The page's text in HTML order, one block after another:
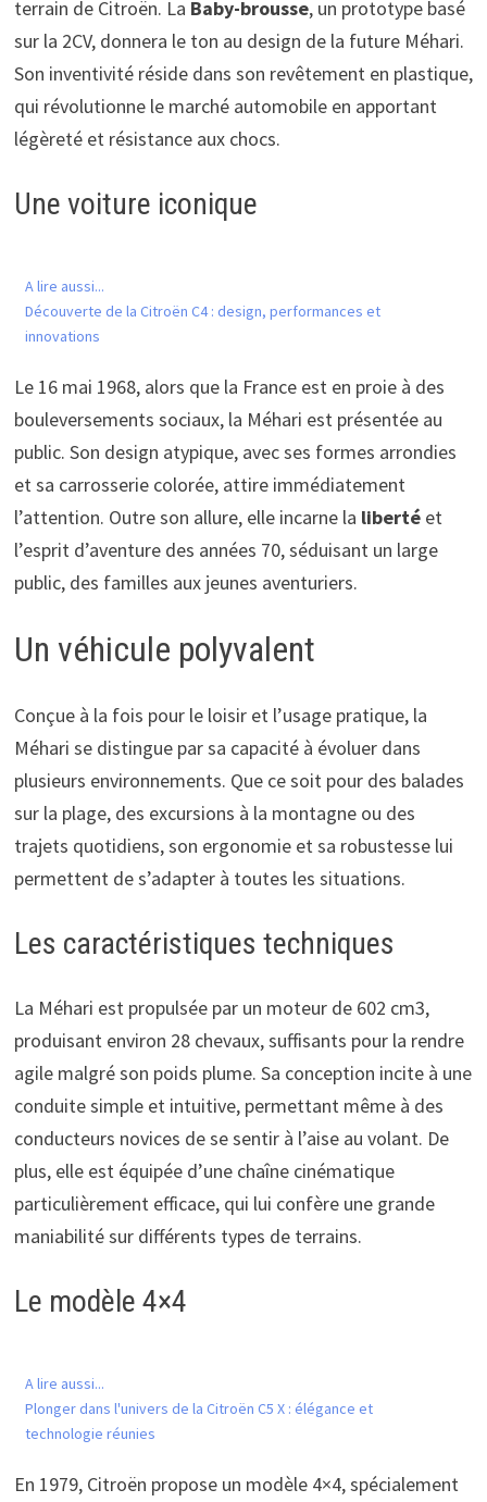
terrain de Citroën. La Baby-brousse, un prototype basé
sur la 2CV, donnera le ton au design de la future Méhari.
Son inventivité réside dans son revêtement en plastique,
qui révolutionne le marché automobile en apportant
légèreté et résistance aux chocs.
Une voiture iconique
A lire aussi...
Découverte de la Citroën C4 : design, performances et
innovations
Le 16 mai 1968, alors que la France est en proie à des
bouleversements sociaux, la Méhari est présentée au
public. Son design atypique, avec ses formes arrondies
et sa carrosserie colorée, attire immédiatement
l’attention. Outre son allure, elle incarne la libertéet
l’esprit d’aventure des années 70, séduisant un large
public, des familles aux jeunes aventuriers.
Un véhicule polyvalent
Conçue à la fois pour le loisir et l’usage pratique, la
Méhari se distingue par sa capacité à évoluer dans
plusieurs environnements. Que ce soit pour des balades
sur la plage, des excursions à la montagne ou des
trajets quotidiens, son ergonomie et sa robustesse lui
permettent de s’adapter à toutes les situations.
Les caractéristiques techniques
La Méhari est propulsée par un moteur de 602 cm3,
produisant environ 28 chevaux, suffisants pour la rendre
agile malgré son poids plume. Sa conception incite à une
conduite simple et intuitive, permettant même à des
conducteurs novices de se sentir à l’aise au volant. De
plus, elle est équipée d’une chaîne cinématique
particulièrement efficace, qui lui confère une grande
maniabilité sur différents types de terrains.
Le modèle 4×4
A lire aussi...
Plonger dans l'univers de la Citroën C5 X : élégance et
technologie réunies
En 1979, Citroën propose un modèle 4×4, spécialement